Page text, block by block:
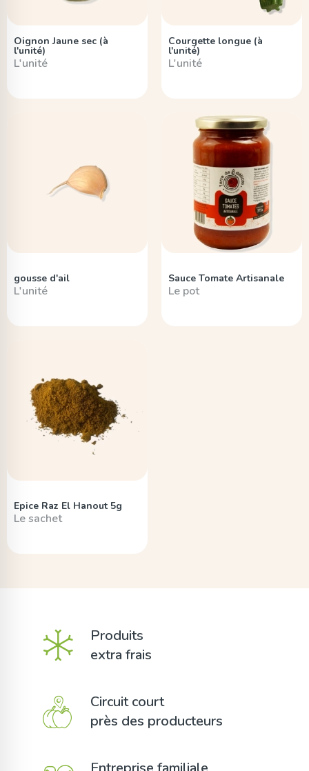
Oignon Jaune sec (à
l'unité)
L'unité
Courgette longue (à
l'unité)
L'unité
gousse d'ail
L'unité
Sauce Tomate Artisanale
Le pot
Epice Raz El Hanout 5g
Le sachet
Produits
extra frais
Circuit court
près des producteurs